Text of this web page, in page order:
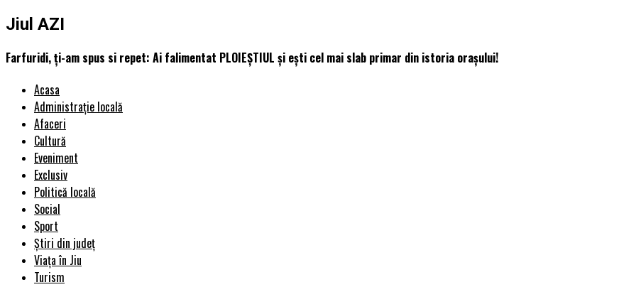
Jiul AZI
Farfuridi, ți-am spus si repet: Ai falimentat PLOIEȘTIUL și ești cel mai slab primar din istoria orașului!
Acasa
Administrație locală
Afaceri
Cultură
Eveniment
Exclusiv
Politică locală
Social
Sport
Știri din județ
Viața în Jiu
Turism